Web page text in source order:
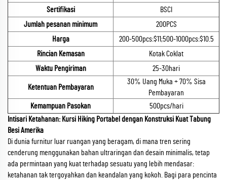
Sertifikasi
BSCI
Jumlah pesanan minimum
200PCS
Harga
200-500pcs:$11;500-1000pcs:$10.5
Rincian Kemasan
Kotak Coklat
Waktu Pengiriman
25-30hari
Ketentuan Pembayaran
30% Uang Muka + 70% Sisa
Pembayaran
Kemampuan Pasokan
500pcs/hari
Intisari Ketahanan: Kursi Hiking Portabel dengan Konstruksi Kuat Tabung
Besi Amerika
Di dunia furnitur luar ruangan yang beragam, di mana tren sering
cenderung menggunakan bahan ultraringan dan desain minimalis, tetap
ada permintaan yang kuat terhadap sesuatu yang lebih mendasar:
ketahanan tak tergoyahkan dan keandalan yang kokoh. Bagi para pencinta